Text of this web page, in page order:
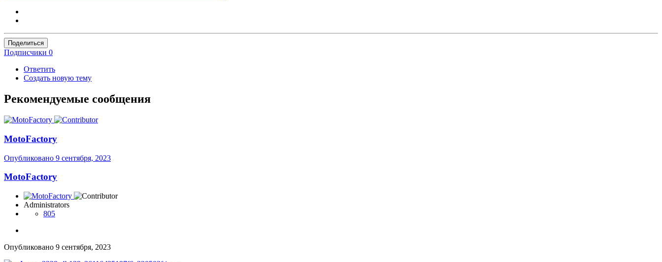
Поделиться
Подписчики 0
Ответить
Создать новую тему
Рекомендуемые сообщения
MotoFactory
Опубликовано 9 сентября, 2023
MotoFactory
Administrators
805
Опубликовано 9 сентября, 2023